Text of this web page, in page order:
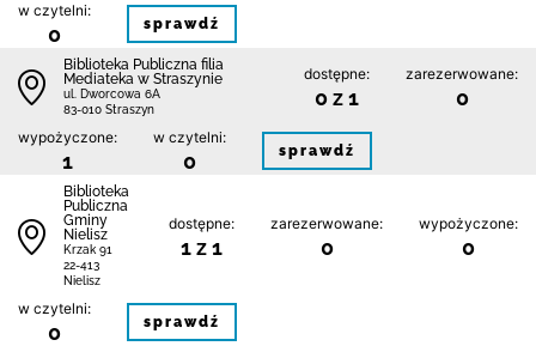
w czytelni:
0 sprawdź
Biblioteka Publiczna filia
Mediateka w Straszynie
ul. Dworcowa 6A
83-010 Straszyn
dostępne:
0 z 1
zarezerwowane:
0
wypożyczone:
1
w czytelni:
0 sprawdź
Biblioteka
Publiczna
Gminy
Nielisz
Krzak 91
22-413
Nielisz
dostępne:
1 z 1
zarezerwowane:
0
wypożyczone:
0
w czytelni:
0 sprawdź